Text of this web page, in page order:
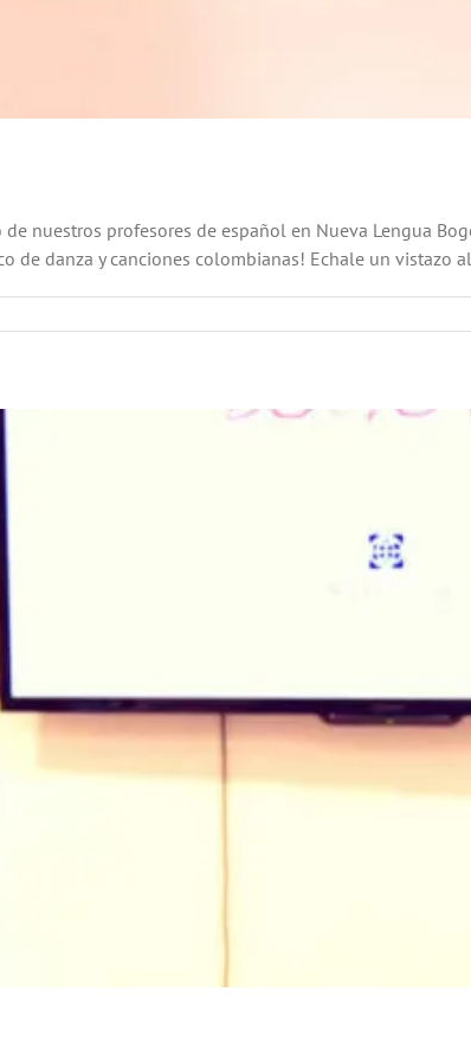
nuestros profesores de español en Nueva Lengua
de danza y canciones colombianas! Echale un vistazo